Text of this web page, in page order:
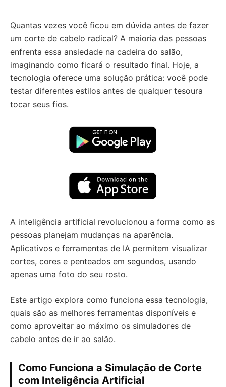
Quantas vezes você ficou em dúvida antes de fazer
um corte de cabelo radical? A maioria das pessoas
enfrenta essa ansiedade na cadeira do salão,
imaginando como ficará o resultado final. Hoje, a
tecnologia oferece uma solução prática: você pode
testar diferentes estilos antes de qualquer tesoura
tocar seus fios.
A inteligência artificial revolucionou a forma como as
pessoas planejam mudanças na aparência.
Aplicativos e ferramentas de IA permitem visualizar
cortes, cores e penteados em segundos, usando
apenas uma foto do seu rosto.
Este artigo explora como funciona essa tecnologia,
quais são as melhores ferramentas disponíveis e
como aproveitar ao máximo os simuladores de
cabelo antes de ir ao salão.
Como Funciona a Simulação de Corte
com Inteligência Artificial